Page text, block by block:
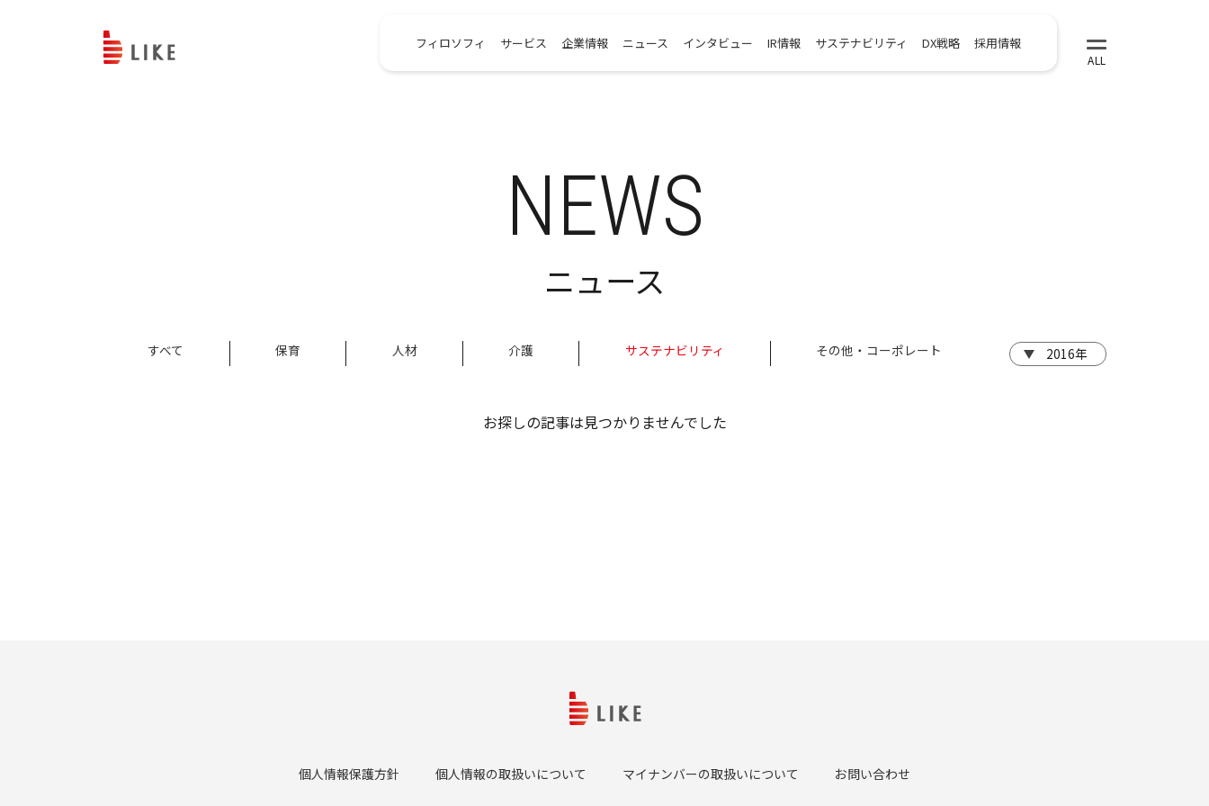
フィロソフィ サービス 企業情報 ニュース インタビュー IR情報 サステナビリティ DX戦略 採用情報
NEWS
ニュース
すべて 保育 人材 介護 サステナビリティ その他・コーポレート
お探しの記事は見つかりませんでした
個人情報保護方針 個人情報の取扱いについて マイナンバーの取扱いについて お問い合わせ